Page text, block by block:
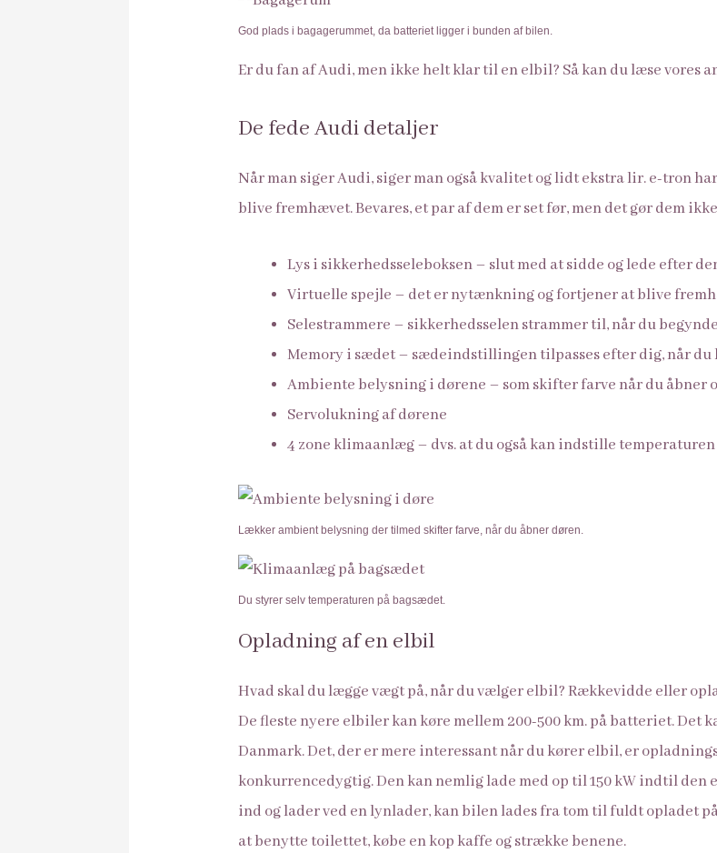
God plads i bagagerummet, da batteriet ligger i bunden af bilen.
Er du fan af Audi, men ikke helt klar til en elbil? Så kan du læse vores
De fede Audi detaljer
Når man siger Audi, siger man også kvalitet og lidt ekstra lir. e-tron
blive fremhævet. Bevares, et par af dem er set før, men det gør dem
Lys i sikkerhedsseleboksen – slut med at sidde og lede efter
Virtuelle spejle – det er nytænkning og fortjener at blive
Selestrammere – sikkerhedsselen strammer til, når du
Memory i sædet – sædeindstillingen tilpasses efter dig, når du
Ambiente belysning i dørene – som skifter farve når du åbner
Servolukning af dørene
4 zone klimaanlæg – dvs. at du også kan indstille
Lækker ambient belysning der tilmed skifter farve, når du åbner døren.
Du styrer selv temperaturen på bagsædet.
Opladning af en elbil
Hvad skal du lægge vægt på, når du vælger elbil? Rækkevidde eller
De fleste nyere elbiler kan køre mellem 200-500 km. på batteriet. Det
Danmark. Det, der er mere interessant når du kører elbil, er
konkurrencedygtig. Den kan nemlig lade med op til 150 kW indtil den
ind og lader ved en lynlader, kan bilen lades fra tom til fuldt opladet
at benytte toilettet, købe en kop kaffe og strække benene.